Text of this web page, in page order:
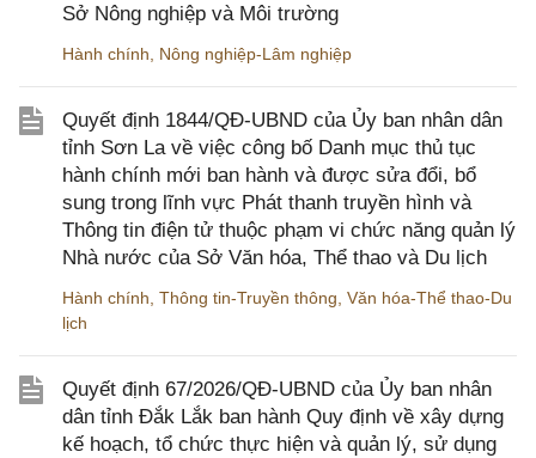
Sở Nông nghiệp và Môi trường
Hành chính Nông nghiệp-Lâm nghiệp
Quyết định 1844/QĐ-UBND của Ủy ban nhân dân
tỉnh Sơn La về việc công bố Danh mục thủ tục
hành chính mới ban hành và được sửa đổi, bổ
sung trong lĩnh vực Phát thanh truyền hình và
Thông tin điện tử thuộc phạm vi chức năng quản lý
Nhà nước của Sở Văn hóa, Thể thao và Du lịch
Hành chính Thông tin-Truyền thông Văn hóa-Thể thao-Du
lịch
Quyết định 67/2026/QĐ-UBND của Ủy ban nhân
dân tỉnh Đắk Lắk ban hành Quy định về xây dựng
kế hoạch, tổ chức thực hiện và quản lý, sử dụng